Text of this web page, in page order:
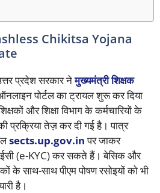
Chikitsa Yojana
प्रदेश सरकार नेमुख्यमंत्री शिक्षक
पोर्टल का ट्रायल शुरू कर दिया
और शिक्षा विभाग के कर्मचारियों के
प्रक्रिया तेज़ कर दी गई है। पात्र
sects.up.gov.inपर जाकर
(e-KYC) कर सकते हैं। बेसिक और
के साथ-साथ पीएम पोषण रसोइयों को भी
है।